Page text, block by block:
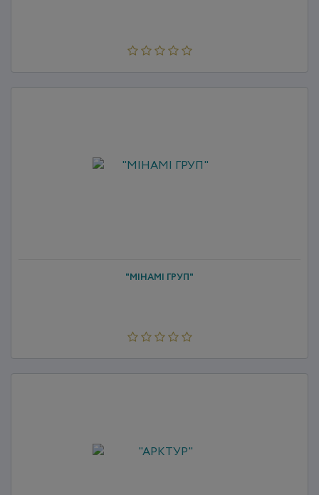
"МІНАМІ ГРУП"